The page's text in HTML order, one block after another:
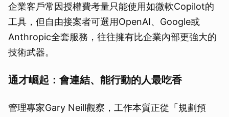
企業客戶常因授權費考量只能使用如微軟Copilot的
工具，但自由接案者可選用OpenAI、Google或
Anthropic全套服務，往往擁有比企業內部更強大的
技術武器。
通才崛起：會連結、能行動的人最吃香
管理專家Gary Neill觀察，工作本質正從「規劃預